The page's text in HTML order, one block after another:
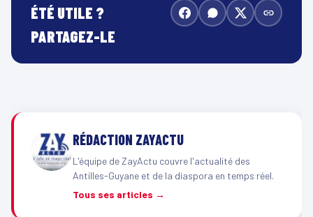
ÉTÉ UTILE ?
PARTAGEZ-LE
RÉDACTION ZAYACTU
L'équipe de ZayActu couvre l'actualité des
Antilles-Guyane et de la diaspora en temps réel.
Tous ses articles →